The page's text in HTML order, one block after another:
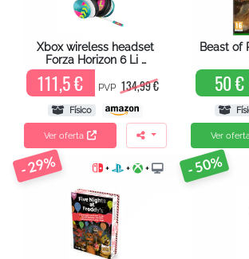
Xbox wireless headset
Forza Horizon 6 Li …
111,5 € PVP 134,99 €
Físico
Ver oferta
Beast of
50 €
Ver
- 29% + + + - 50%